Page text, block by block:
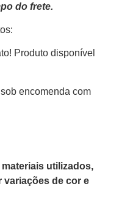
do frete.
Produto disponível
encomenda com
utilizados,
variações de cor e